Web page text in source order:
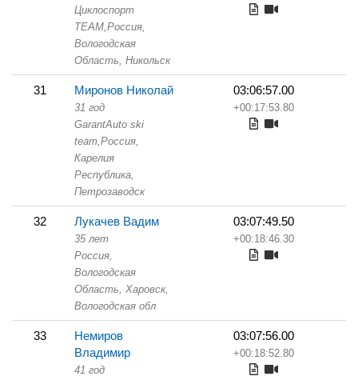
Циклоспорт
TEAM,Россия,
Вологодская
Область, Никольск
31 Миронов Николай
31 год
GarantAuto ski
team,Россия,
Карелия
Республика,
Петрозаводск
03:06:57.00
+00:17:53.80
32 Лукачев Вадим
35 лет
Россия,
Вологодская
Область, Харовск,
Вологодская обл
03:07:49.50
+00:18:46.30
33
Немиров
Владимир
41 год
03:07:56.00
+00:18:52.80